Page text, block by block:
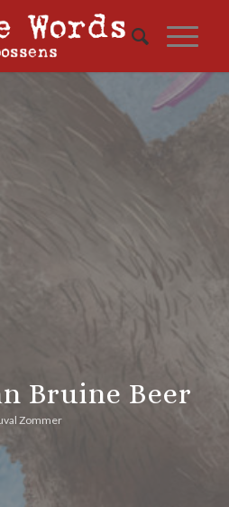
Bruine Beer
Zommer